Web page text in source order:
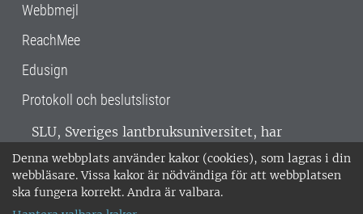
Denna webbplats använder kakor (cookies), som lagras i din
webbläsare. Vissa kakor är nödvändiga för att webbplatsen
ska fungera korrekt. Andra är valbara.
Webbmejl
ReachMee
Edusign
Protokoll och beslutslistor
SLU, Sveriges lantbruksuniversitet, har
verksamhet över hela Sverige. Huvudorter är
Alnarp, Uppsala och Umeå.SLU är
miljöcertifierat enligt ISO 14001. •
018-67 10 00 • Org nr: 202100-2817 •